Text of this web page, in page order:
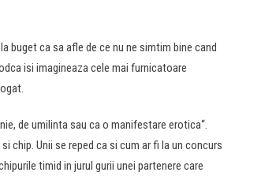
buget ca sa afle de ce nu ne simtim bine cand
isi imagineaza cele mai furnicatoare
de umilinta sau ca o manifestare erotica“.
chip. Unii se reped ca si cum ar fi la un concurs
timid in jurul gurii unei partenere care